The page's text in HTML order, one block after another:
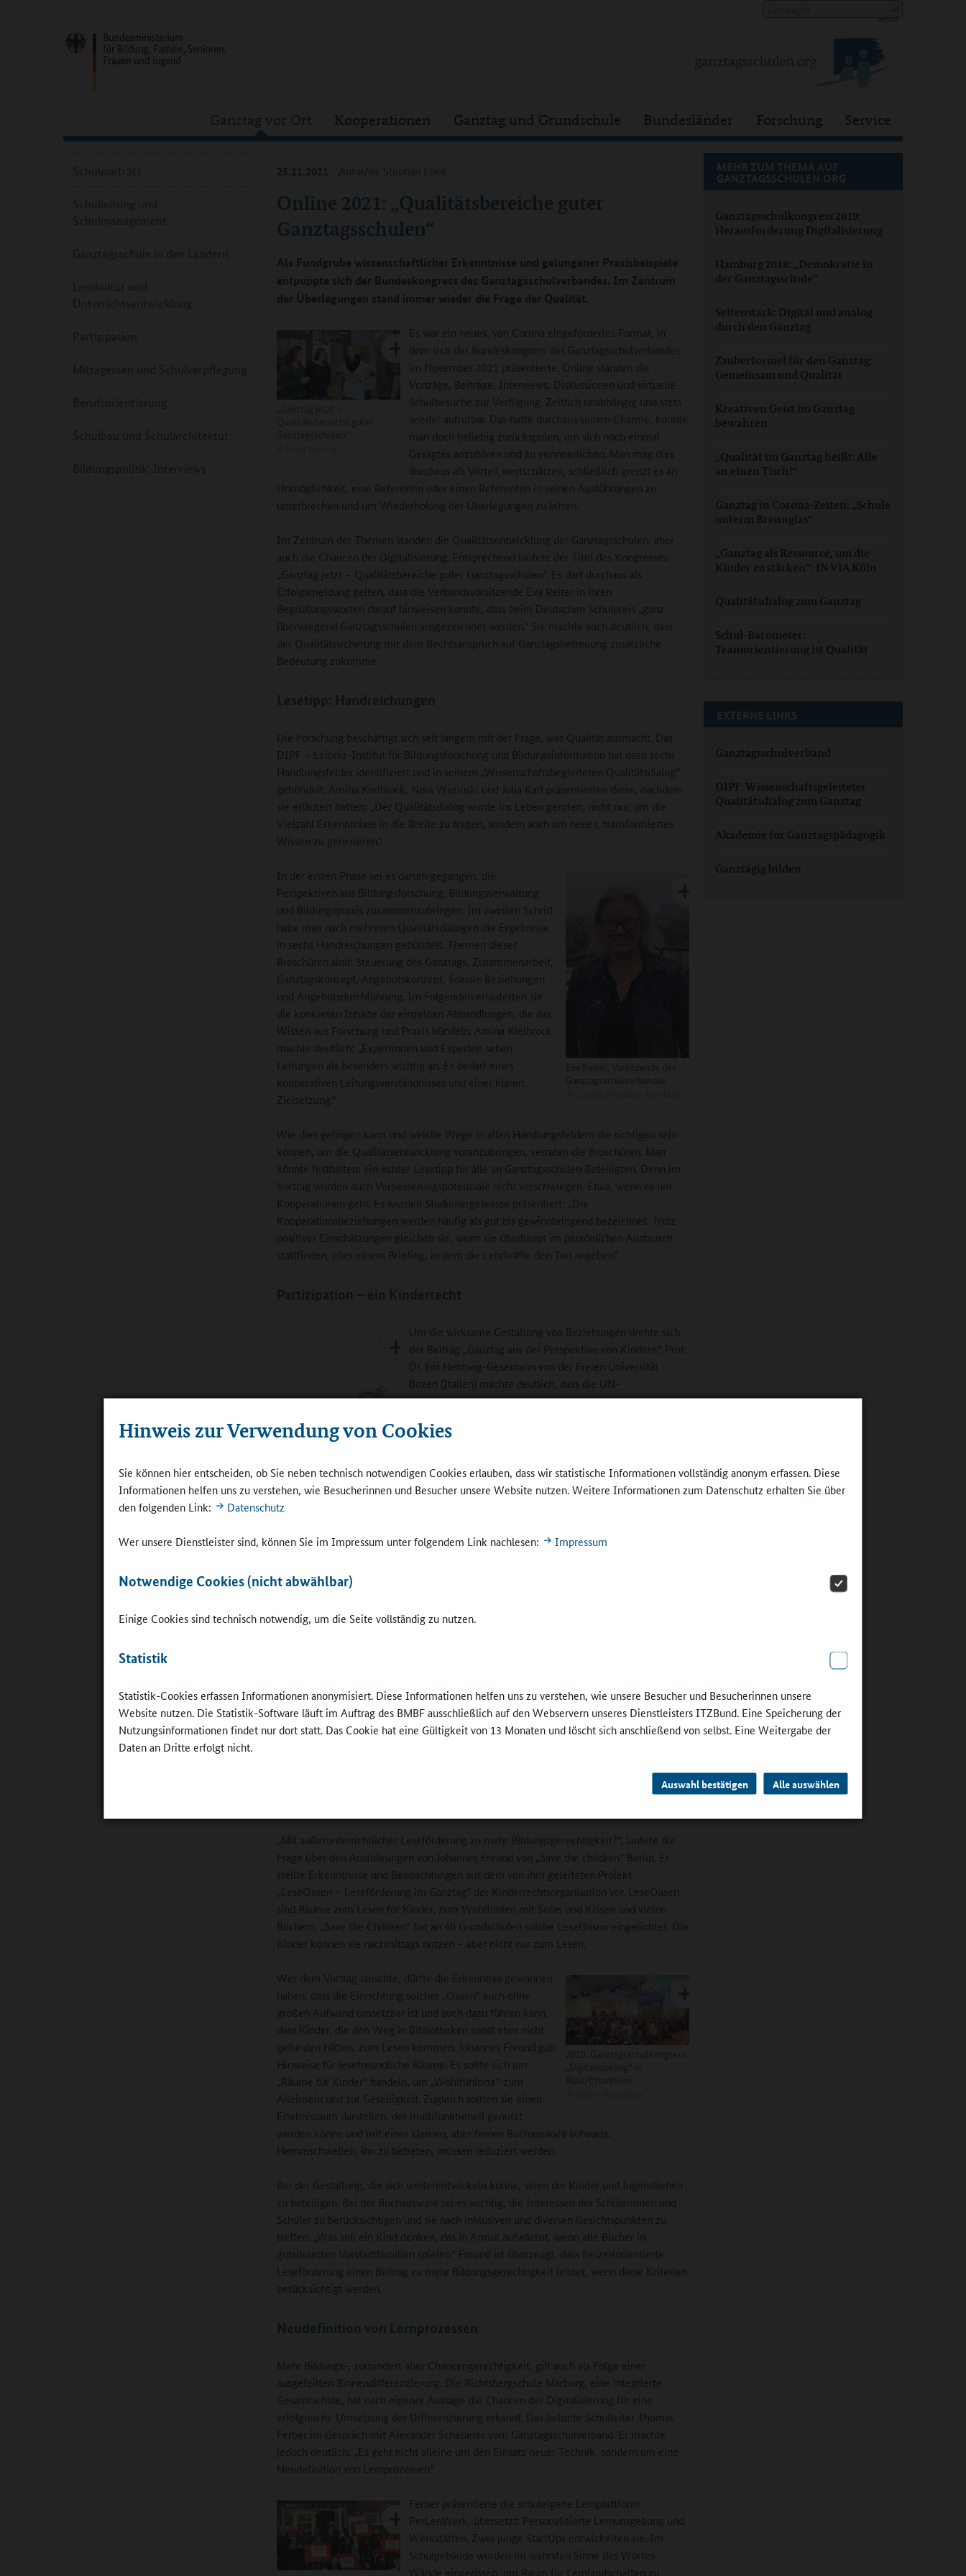
Hinweis zur Verwendung von Cookies
Sie können hier entscheiden, ob Sie neben technisch notwendigen Cookies erlauben, dass wir statistische Informationen vollständig anonym erfassen. Diese
Informationen helfen uns zu verstehen, wie Besucherinnen und Besucher unsere Website nutzen. Weitere Informationen zum Datenschutz erhalten Sie über
den folgenden Link:
Datenschutz
Wer unsere Dienstleister sind, können Sie im Impressum unter folgendem Link nachlesen: Impressum
Notwendige Cookies (nicht abwählbar)
Einige Cookies sind technisch notwendig, um die Seite vollständig zu nutzen.
Statistik
Statistik-Cookies erfassen Informationen anonymisiert. Diese Informationen helfen uns zu verstehen, wie unsere Besucher und Besucherinnen unsere
Website nutzen. Die Statistik-Software läuft im Auftrag des BMBF ausschließlich auf den Webservern unseres Dienstleisters ITZBund. Eine Speicherung der
Nutzungsinformationen findet nur dort statt. Das Cookie hat eine Gültigkeit von 13 Monaten und löscht sich anschließend von selbst. Eine Weitergabe der
Daten an Dritte erfolgt nicht.
Auswahl bestätigen Alle auswählen
Ganztag vor Ort Kooperationen Ganztag und Grundschule Bundesländer Forschung Service
Online 2021: „Qualitätsbereiche guter
Ganztagsschulen“
25.11.2021 Autor/in: Stephan Lüke
Als Fundgrube wissenschaftlicher Erkenntnisse und gelungener Praxisbeispiele
entpuppte sich der Bundeskongress des Ganztagsschulverbandes. Im Zentrum
der Überlegungen stand immer wieder die Frage der Qualität.
Es war ein neues, von Corona eingefordertes Format, in
dem sich der Bundeskongress des Ganztagsschulverbandes
im November 2021 präsentierte. Online standen die
Vorträge, Beiträge, Interviews, Diskussionen und virtuelle
Schulbesuche zur Verfügung. Zeitlich unabhängig und stets
wieder aufrufbar. Das hatte durchaus seinen Charme, konnte
man doch beliebig zurückspulen, um sich noch einmal
Gesagtes anzuhören und zu verinnerlichen. Man mag dies
durchaus als Vorteil wertschätzen, schließlich grenzt es an
Unmöglichkeit, eine Referentin oder einen Referenten in seinen Ausführungen zu
unterbrechen und um Wiederholung der Überlegungen zu bitten.
Im Zentrum der Themen standen die Qualitätsentwicklung der Ganztagsschulen, aber
auch die Chancen der Digitalisierung. Entsprechend lautete der Titel des Kongresses:
„Ganztag jetzt – Qualitätsbereiche guter Ganztagsschulen“. Es darf durchaus als
Erfolgsmeldung gelten, dass die Verbandsvorsitzende Eva Reiter in ihren
Begrüßungsworten darauf hinweisen konnte, dass beim Deutschen Schulpreis „ganz
überwiegend Ganztagsschulen ausgezeichnet werden.“ Sie machte auch deutlich, dass
der Qualitätssicherung mit dem Rechtsanspruch auf Ganztagsbetreuung zusätzliche
Bedeutung zukomme.
Lesetipp: Handreichungen
Die Forschung beschäftigt sich seit langem mit der Frage, was Qualität ausmacht. Das
DIPF – Leibniz-Institut für Bildungsforschung und Bildungsinformation hat dazu sechs
Handlungsfelder identifiziert und in seinem „Wissenschaftsbegleiteten Qualitätsdialog“
gebündelt. Amina Kielblock, Nora Wazinski und Julia Karl präsentierten diese, nachdem
sie erläutert hatten: „Der Qualitätsdialog wurde ins Leben gerufen, nicht nur, um die
Vielzahl Erkenntnisse in die Breite zu tragen, sondern auch um neues, transformiertes
Wissen zu generieren.“
In der ersten Phase sei es darum gegangen, die
Perspektiven aus Bildungsforschung, Bildungsverwaltung
und Bildungspraxis zusammenzubringen. Im zweiten Schritt
habe man nach mehreren Qualitätsdialogen die Ergebnisse
in sechs Handreichungen gebündelt. Themen dieser
Broschüren sind: Steuerung des Ganztags, Zusammenarbeit,
Ganztagskonzept, Angebotskonzept, Soziale Beziehungen
und Angebotsdurchführung. Im Folgenden erläuterten sie
die konkreten Inhalte der einzelnen Abhandlungen, die das
Wissen aus Forschung und Praxis bündeln. Amina Kielbrock
machte deutlich: „Expertinnen und Experten sehen
Leitungen als besonders wichtig an. Es bedarf eines
kooperativen Leitungsverständnisses und einer klaren
Zielsetzung.“
Wie dies gelingen kann und welche Wege in allen Handlungsfeldern die richtigen sein
können, um die Qualitätsentwicklung voranzubringen, verraten die Broschüren. Man
könnte festhalten: ein echter Lesetipp für alle an Ganztagsschulen Beteiligten. Denn im
Vortrag wurden auch Verbesserungspotenziale nicht verschwiegen. Etwa, wenn es um
Kooperationen geht. Es wurden Studienergebnisse präsentiert: „Die
Kooperationsbeziehungen werden häufig als gut bis gewinnbringend bezeichnet. Trotz
positiver Einschätzungen gleichen sie, wenn sie überhaupt im persönlichen Austausch
stattfinden, eher einem Briefing, in dem die Lehrkräfte den Ton angeben.“
Partizipation – ein Kinderrecht
Sachsen
Um die wirksame Gestaltung von Beziehungen drehte sich
der Beitrag „Ganztag aus der Perspektive von Kindern“. Prof.
Dr. Iris Nentwig-Gesemann von der Freien Universität
Bozen (Italien) machte deutlich, dass die UN-
Kinderrechtskonvention das Recht auf Gehör und damit
Die Umsetzung sei untrennbar mit der Verwirklichung von
Altersstufen, etwa bei der Entscheidung, was gespielt wird,
aktiv mitwirken zu lassen, gewähren wir ihnen nicht,
Sie präsentierte die Ergebnisse eines einjährigen, im Herbst
Ganztagsangebot sollte ihre Erfahrungsmöglichkeiten
Darüber hinaus erhofften sich Kinder „nicht verpädagogisierte Freiräume“, sprich
Bewegungsfreiheit, Raumaneignung und Raumgestaltung, fantasievolle Rollenspiele
sowie Ausflüge in den Sozialraum, in die Natur – eben ins „echte Leben“. Nentwig-
„Mit außerunterrichtlicher Leseförderung zu mehr Bildungsgerechtigkeit?“, lautete die
Frage über den Ausführungen von Johannes Freund von „Save the children“ Berlin. Er
stellte Erkenntnisse und Beobachtungen aus dem von ihm geleiteten Projekt
„LeseOasen – Leseförderung im Ganztag“ der Kinderrechtsorganisation vor. LeseOasen
sind Räume zum Lesen für Kinder, zum Wohlfühlen mit Sofas und Kissen und vie­len
Büchern. „Save the Children“ hat an 40 Grundschulen solche LeseOasen eingerichtet. Die
Kinder können sie nachmittags nutzen – aber nicht nur zum Lesen.
Wer dem Vortrag lauschte, dürfte die Erkenntnis gewonnen
haben, dass die Einrichtung solcher „Oasen“ auch ohne
großen Aufwand umsetzbar ist und auch dazu führen kann,
dass Kinder, die den Weg in Bibliotheken sonst eher nicht
gefunden hätten, zum Lesen kommen. Johannes Freund gab
Hinweise für lesefreundliche Räume. Es sollte sich um
„Räume für Kinder“ handeln, um „Wohlfühlorte“ zum
Alleinsein und zur Geselligkeit. Zugleich sollten sie einen
Erlebnisraum darstellen, der multifunktionell genutzt
werden könne und mit einer kleinen, aber feinen Buchauswahl aufwarte.
Hemmschwellen, ihn zu betreten, müssen reduziert werden.
Bei der Gestaltung, die sich weiterentwickeln könne, seien die Kinder und Jugendlichen
zu beteiligen. Bei der Buchauswahl sei es wichtig, die Interessen der Schülerinnen und
Schüler zu berücksichtigen und sie nach inklusiven und diversen Gesichtspunkten zu
treffen. „Was soll ein Kind denken, das in Armut aufwächst, wenn alle Bücher in
gutsituierten Vorstadtfamilien spielen.“ Freund ist überzeugt, dass freizeitorientierte
Leseförderung einen Beitrag zu mehr Bildungsgerechtigkeit leistet, wenn diese Kriterien
berücksichtigt werden.
Neudefinition von Lernprozessen
Mehr Bildungs-, zumindest aber Chancengerechtigkeit, gilt auch als Folge einer
ausgefeilten Binnendifferenzierung. Die Richtsbergschule Marburg, eine integrierte
Gesamtschule, hat nach eigener Aussage die Chancen der Digitalisierung für eine
erfolgreiche Umsetzung der Differenzierung erkannt. Das betonte Schulleiter Thomas
Ferber im Gespräch mit Alexander Scheuerer vom Ganztagsschulverband. Er machte
jedoch deutlich: „Es geht nicht alleine um den Einsatz neuer Technik, sondern um eine
Neudefinition von Lernprozessen.“
Ferber präsentierte die schuleigene Lernplattform
PerLenWerk, übersetzt: Personalisierte Lernumgebung und
Werkstätten. Zwei junge StartUps entwickelten sie. Im
Schulgebäude wurden im wahrsten Sinne des Wortes
Wände eingerissen, um Raum für Lernlandschaften zu
MEHR ZUM THEMA AUF
GANZTAGSSCHULEN.ORG
Ganztagsschulkongress 2019:
Herausforderung Digitalisierung
Hamburg 2018: „Demokratie in
der Ganztagsschule“
Seitenstark: Digital und analog
durch den Ganztag
Zauberformel für den Ganztag:
Gemeinsam und Qualität
Kreativen Geist im Ganztag
bewahren
„Qualität im Ganztag heißt: Alle
an einen Tisch!“
Ganztag in Corona-Zeiten: „Schule
unterm Brennglas“
„Ganztag als Ressource, um die
Kinder zu stärken“: IN VIA Köln
Qualitätsdialog zum Ganztag
Schul-Barometer:
Teamorientierung ist Qualität
EXTERNE LINKS
Ganztagsschulverband
DIPF: Wissenschaftsgeleiteter
Qualitätsdialog zum Ganztag
Akademie für Ganztagspädagogik
Ganztägig bilden
Schulporträts
Schulleitung und
Schulmanagement
Ganztagsschule in den Ländern
Lernkultur und
Unterrichtsentwicklung
Partizipation
Mittagessen und Schulverpflegung
Berufsorientierung
Schulbau und Schularchitektur
Bildungspolitik: Interviews